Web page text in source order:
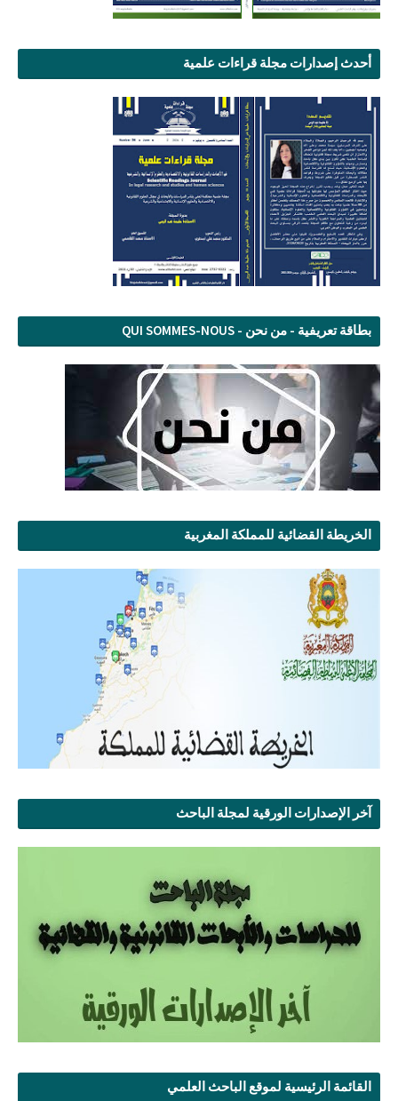
أحدث إصدارات مجلة قراءات علمية
بطاقة تعريفية - من نحن - QUI SOMMES-NOUS
الخريطة القضائية للمملكة المغربية
آخر الإصدارات الورقية لمجلة الباحث
القائمة الرئيسية لموقع الباحث العلمي